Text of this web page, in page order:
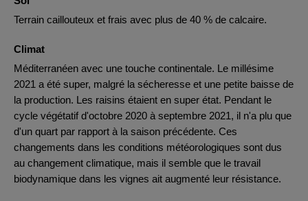
Terrain caillouteux et frais avec plus de 40 % de calcaire.
Climat
Méditerranéen avec une touche continentale. Le millésime
2021 a été super, malgré la sécheresse et une petite baisse de
la production. Les raisins étaient en super état. Pendant le
cycle végétatif d'octobre 2020 à septembre 2021, il n'a plu que
d'un quart par rapport à la saison précédente. Ces
changements dans les conditions météorologiques sont dus
au changement climatique, mais il semble que le travail
biodynamique dans les vignes ait augmenté leur résistance.